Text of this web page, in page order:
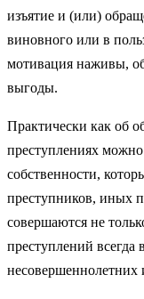
изъятие и (или)
виновного или в
мотивация наживы,
выгоды.
Практически как об
преступлениях
собственности,
преступников, иных
совершаются не
преступлений всегда